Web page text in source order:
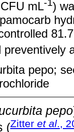
CFU mL-1)
preventively
pepo;
pepo
(Zitter et al.,